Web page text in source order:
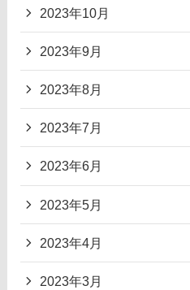
2023年10月
2023年9月
2023年8月
2023年7月
2023年6月
2023年5月
2023年4月
2023年3月